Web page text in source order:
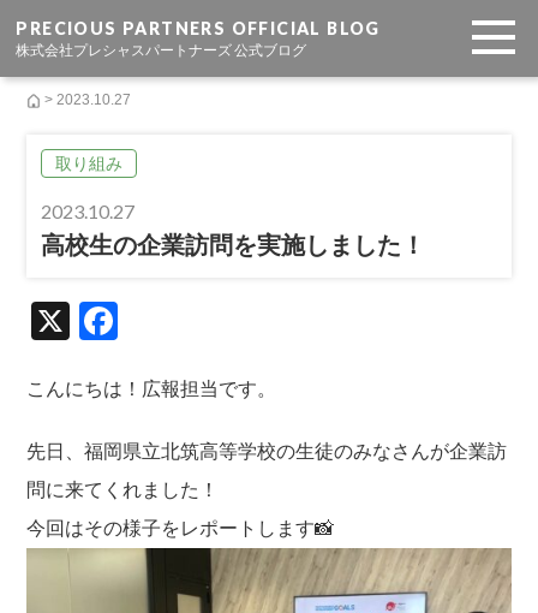
PRECIOUS PARTNERS OFFICIAL BLOG
株式会社プレシャスパートナーズ 公式ブログ
> 2023.10.27
取り組み
2023.10.27
高校生の企業訪問を実施しました！
X
c
e
b
o
o
k
こんにちは！広報担当です。
先日、福岡県立北筑高等学校の生徒のみなさんが企業訪
問に来てくれました！
今回はその様子をレポートします📸